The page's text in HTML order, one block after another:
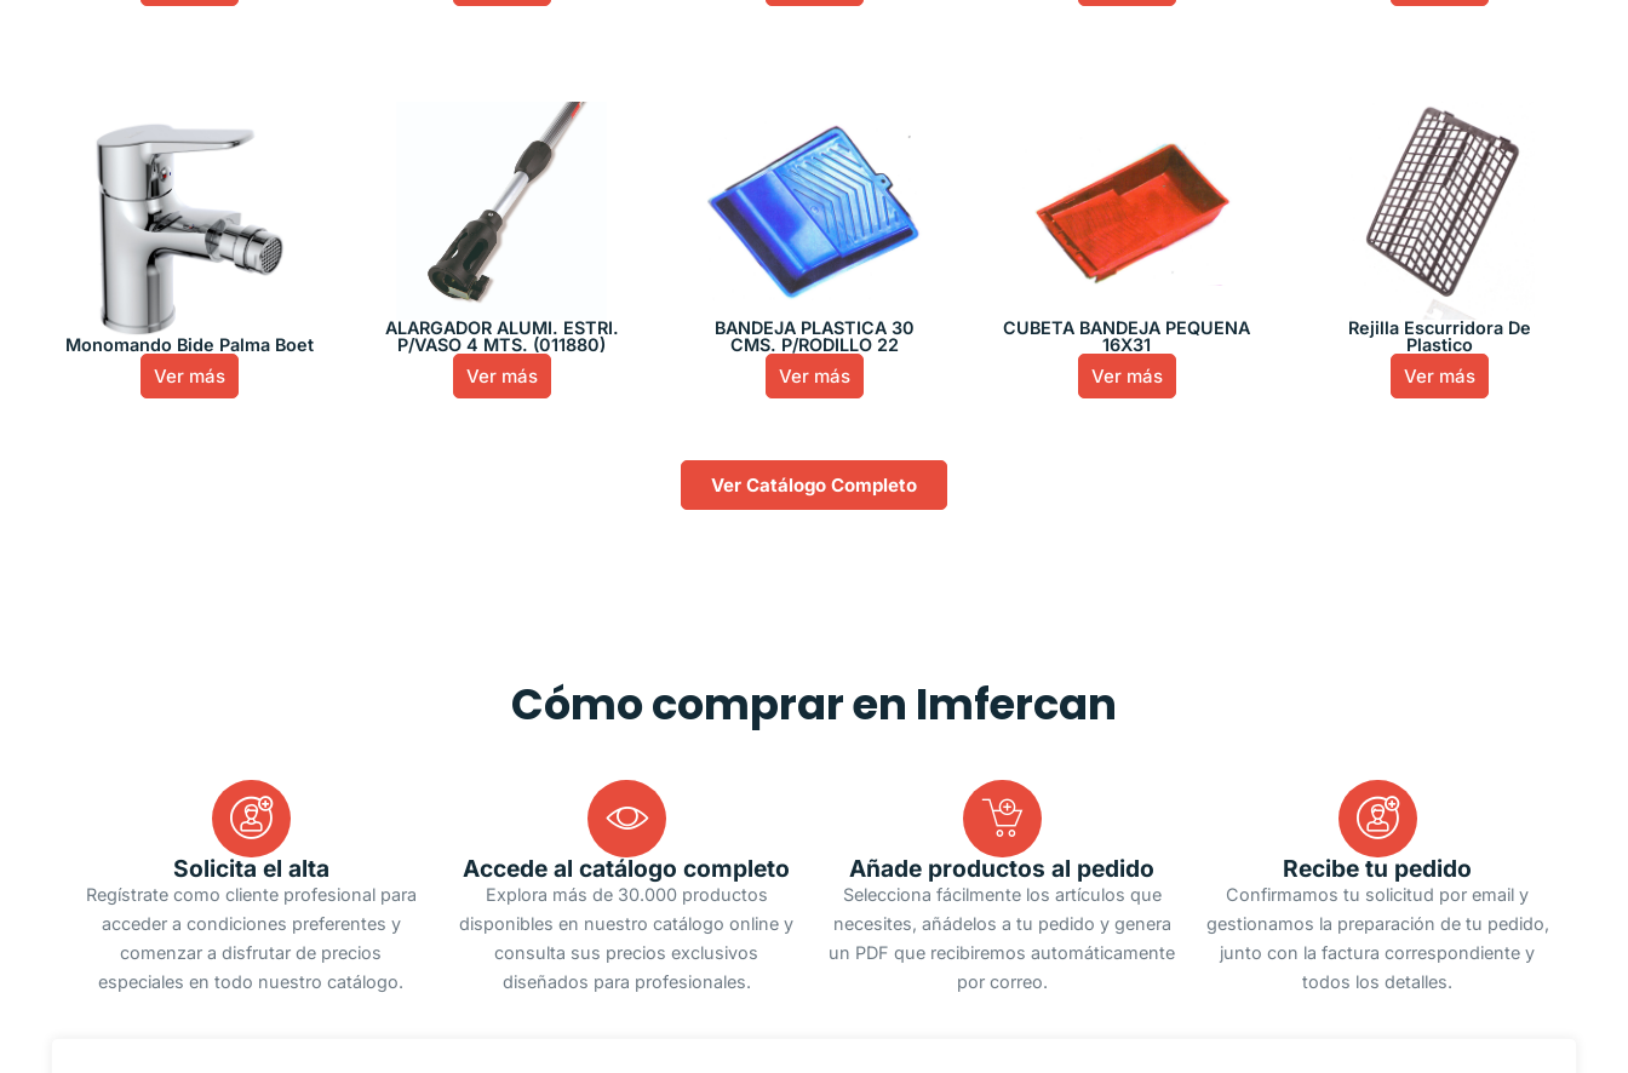
Monomando Bide Palma Boet
Ver más
ALARGADOR ALUMI. ESTRI.
P/VASO 4 MTS. (011880)
Ver más
BANDEJA PLASTICA 30
CMS. P/RODILLO 22
Ver más
CUBETA BANDEJA PEQUEÑA
16X31
Ver más
Rejilla Escurridora De
Plastico
Ver más
Ver Catálogo Completo
Cómo comprar en Imfercan
Solicita el alta
Regístrate como cliente profesional para
acceder a condiciones preferentes y
comenzar a disfrutar de precios
especiales en todo nuestro catálogo.
Accede al catálogo completo
Explora más de 30.000 productos
disponibles en nuestro catálogo online y
consulta sus precios exclusivos
diseñados para profesionales.
Añade productos al pedido
Selecciona fácilmente los artículos que
necesites, añádelos a tu pedido y genera
un PDF que recibiremos automáticamente
por correo.
Recibe tu pedido
Confirmamos tu solicitud por email y
gestionamos la preparación de tu pedido,
junto con la factura correspondiente y
todos los detalles.